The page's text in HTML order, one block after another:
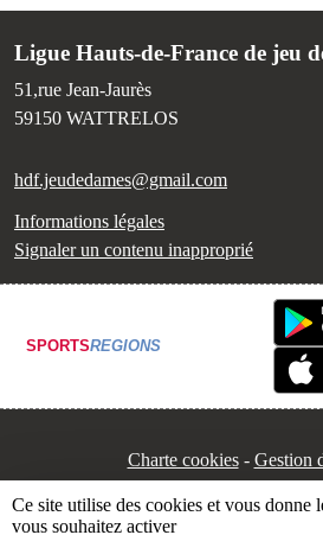
Ligue Hauts-de-France de jeu
51,rue Jean-Jaurès
59150 WATTRELOS
hdf.jeudedames@gmail.com
Informations légales
Signaler un contenu inapproprié
SPORTSREGIONS
Charte cookies Gestion
Ce site utilise des cookies et vous donne
vous souhaitez activer